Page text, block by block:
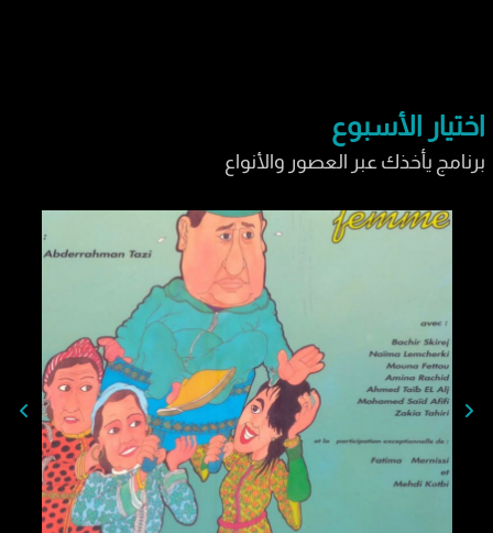
اختيار الأسبوع
برنامج يأخذك عبر العصور والأنواع